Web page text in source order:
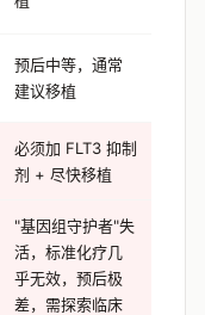
预后中等，通常
建议移植
必须加 FLT3 抑制
剂 + 尽快移植
"基因组守护者"失
活，标准化疗几
乎无效，预后极
差，需探索临床